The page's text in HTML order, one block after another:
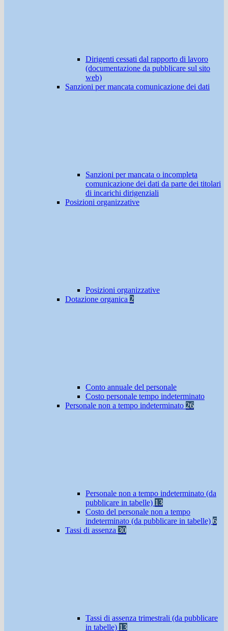
Dirigenti cessati dal rapporto di lavoro
(documentazione da pubblicare sul sito
web)
Sanzioni per mancata comunicazione dei dati
Sanzioni per mancata o incompleta
comunicazione dei dati da parte dei titolari
di incarichi dirigenziali
Posizioni organizzative
Posizioni organizzative
Dotazione organica 2
Conto annuale del personale
Costo personale tempo indeterminato
Personale non a tempo indeterminato 26
Personale non a tempo indeterminato (da
pubblicare in tabelle) 13
Costo del personale non a tempo
indeterminato (da pubblicare in tabelle) 6
Tassi di assenza 30
Tassi di assenza trimestrali (da pubblicare
in tabelle) 13